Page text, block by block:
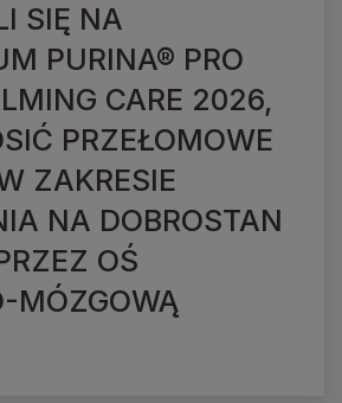
SIĘ NA
PURINA® PRO
CARE 2026,
PRZEŁOMOWE
ZAKRESIE
NA DOBROSTAN
OŚ
MÓZGOWĄ